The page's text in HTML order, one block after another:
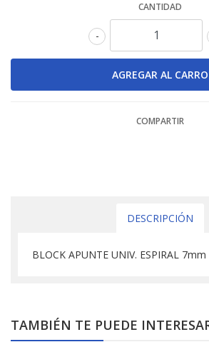
CANTIDAD
-
COMPARTIR
DESCRIPCIÓN
BLOCK APUNTE UNIV. ESPIRAL
TAMBIÉN TE PUEDE